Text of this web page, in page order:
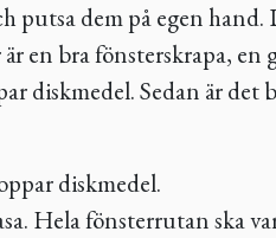
putsa dem på egen hand.
en bra fönsterskrapa, en
diskmedel. Sedan är det
diskmedel.
Hela fönsterrutan ska